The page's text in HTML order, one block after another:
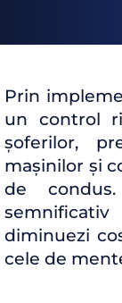
Prin
un control
șoferilor,
mașinilor și
de
diminuezi
cele de